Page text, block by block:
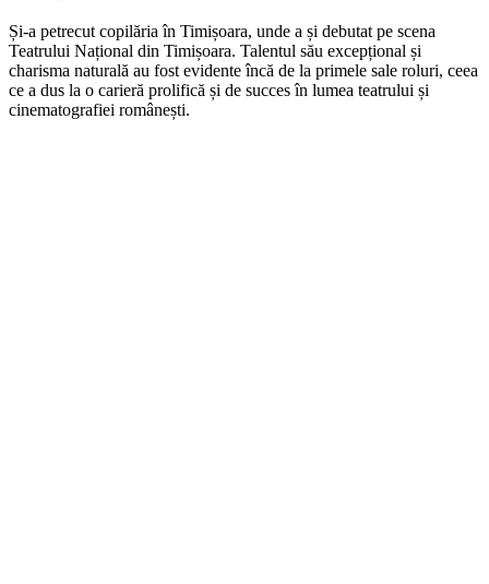
Și-a petrecut copilăria în Timișoara, unde a și debutat pe scena
Teatrului Național din Timișoara. Talentul său excepțional și
charisma naturală au fost evidente încă de la primele sale roluri, ceea
ce a dus la o carieră prolifică și de succes în lumea teatrului și
cinematografiei românești.